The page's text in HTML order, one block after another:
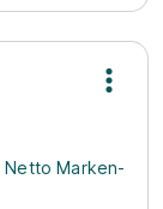
Netto Marken-